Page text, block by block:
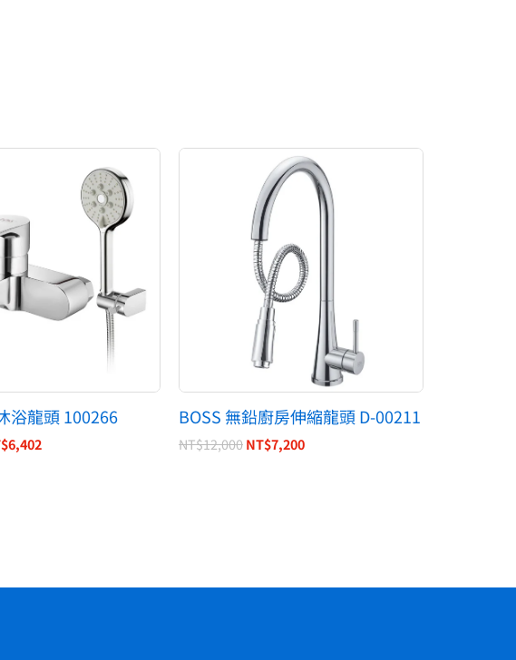
浴龍頭 100266
。
6,402
目
NT$6,402。
BOSS 無鉛廚房伸縮龍頭 D-00211
NT$12,000
原
格：
NT$12,000。
NT$7,200
目
前
價
格：
NT$7,200。